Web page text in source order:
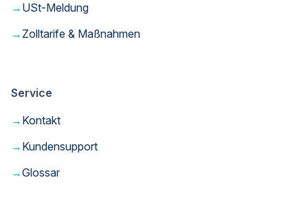
Nachname*
Mit Eingabe meiner personenbezogenen Daten
(Vor- und Nachname, E-Mail-Adresse) und
→ USt-Meldung
→ Zolltarife & Maßnahmen
Service
→ Kontakt
→ Kundensupport
→Glossar